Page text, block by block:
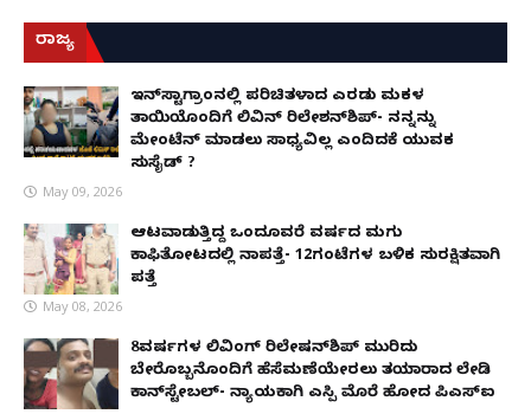
ರಾಜ್ಯ
ಇನ್​ಸ್ಟಾಗ್ರಾಂನಲ್ಲಿ ಪರಿಚಿತಳಾದ ಎರಡು ಮಕ್ಕಳ
ತಾಯಿಯೊಂದಿಗೆ ಲಿವಿನ್ ರಿಲೇಶನ್​ಶಿಪ್- ನನ್ನನ್ನು
ಮೇಂಟೆನ್ ಮಾಡಲು ಸಾಧ್ಯವಿಲ್ಲ ಎಂದಿದಕ್ಕೆ ಯುವಕ
ಸುಸೈಡ್ ?
May 09, 2026
ಆಟವಾಡುತ್ತಿದ್ದ ಒಂದೂವರೆ ವರ್ಷದ ಮಗು
ಕಾಫಿತೋಟದಲ್ಲಿ ನಾಪತ್ತೆ- 12ಗಂಟೆಗಳ ಬಳಿಕ ಸುರಕ್ಷಿತವಾಗಿ
ಪತ್ತೆ
May 08, 2026
8ವರ್ಷಗಳ ಲಿವಿಂಗ್‌ ರಿಲೇಷನ್‌ಶಿಪ್ ಮುರಿದು
ಬೇರೊಬ್ಬನೊಂದಿಗೆ ಹೆಸೆಮಣೆಯೇರಲು ತಯಾರಾದ ಲೇಡಿ
ಕಾನ್‌ಸ್ಟೇಬಲ್- ನ್ಯಾಯಕ್ಕಾಗಿ ಎಸ್ಪಿ ಮೊರೆ ಹೋದ ಪಿಎಸ್ಐ